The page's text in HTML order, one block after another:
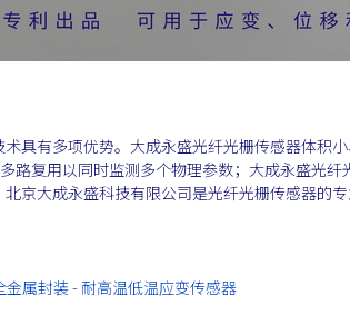
具有多项优势。大成永盛光纤光栅传感器体积
路复用以同时监测多个物理参数；大成永盛光
京大成永盛科技有限公司是光纤光栅传感器的
金属封装 - 耐高温低温应变传感器